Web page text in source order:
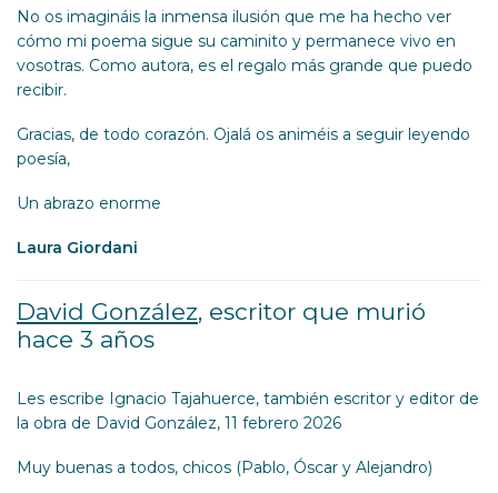
No os imagináis la inmensa ilusión que me ha hecho ver
cómo mi poema sigue su caminito y permanece vivo en
vosotras. Como autora, es el regalo más grande que puedo
recibir.
Gracias, de todo corazón. Ojalá os animéis a seguir leyendo
poesía,
Un abrazo enorme
Laura Giordani
David González, escritor que murió
hace 3 años
Les escribe Ignacio Tajahuerce, también escritor y editor de
la obra de David González, 11 febrero 2026
Muy buenas a todos, chicos (Pablo, Óscar y Alejandro)